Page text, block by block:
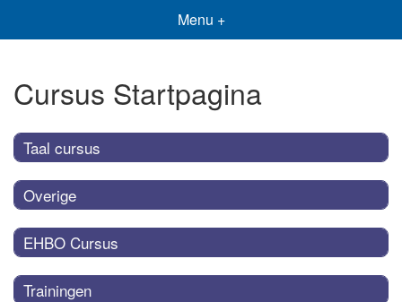
Menu +
Cursus Startpagina
Taal cursus
Overige
EHBO Cursus
Trainingen